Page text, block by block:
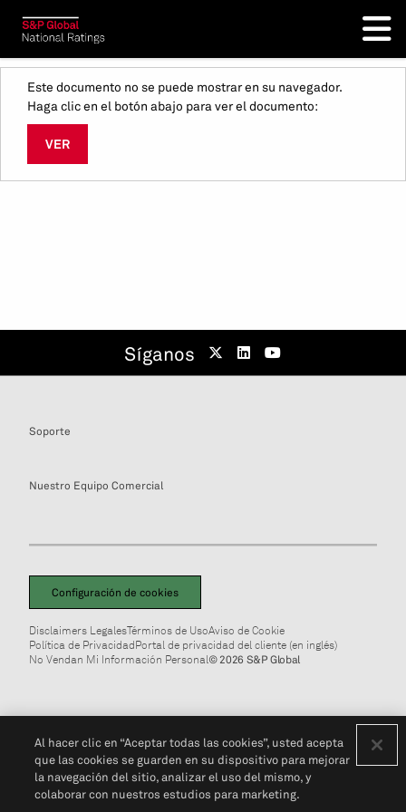
Este documento no se puede mostrar en su navegador.
Haga clic en el botón abajo para ver el documento:
VER
Síganos
Soporte
Nuestro Equipo Comercial
Configuración de cookies
Disclaimers LegalesTérminos de UsoAviso de Cookie
Política de PrivacidadPortal de privacidad del cliente (en inglés)
No Vendan Mi Información Personal© 2026 S&P Global
Al hacer clic en “Aceptar todas las cookies”, usted acepta
que las cookies se guarden en su dispositivo para mejorar
la navegación del sitio, analizar el uso del mismo, y
colaborar con nuestros estudios para marketing.